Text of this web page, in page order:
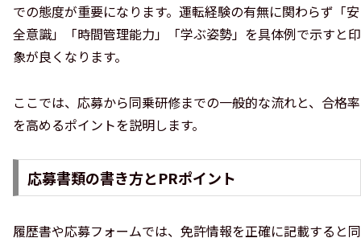
での態度が重要になります。運転経験の有無に関わらず「安
全意識」「時間管理能力」「学ぶ姿勢」を具体例で示すと印
象が良くなります。
ここでは、応募から同乗研修までの一般的な流れと、合格率
を高めるポイントを説明します。
応募書類の書き方とPRポイント
履歴書や応募フォームでは、免許情報を正確に記載すると同